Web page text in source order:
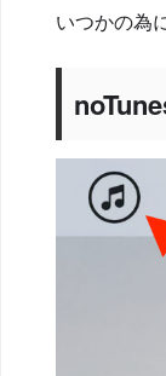
いつかの為